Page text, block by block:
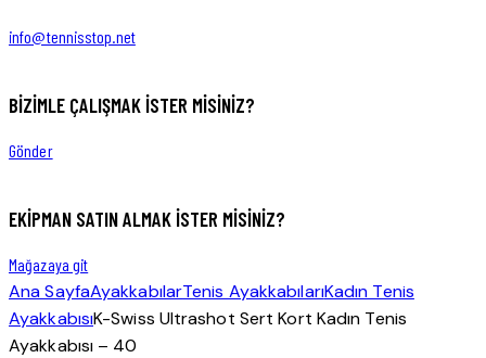
info@tennisstop.net
BIZIMLE ÇALIŞMAK İSTER MISINIZ?
Gönder
EKIPMAN SATIN ALMAK ISTER MISINIZ?
Mağazaya git
Ana SayfaAyakkabılarTenis AyakkabılarıKadın Tenis
AyakkabısıK-Swiss Ultrashot Sert Kort Kadın Tenis
Ayakkabısı – 40